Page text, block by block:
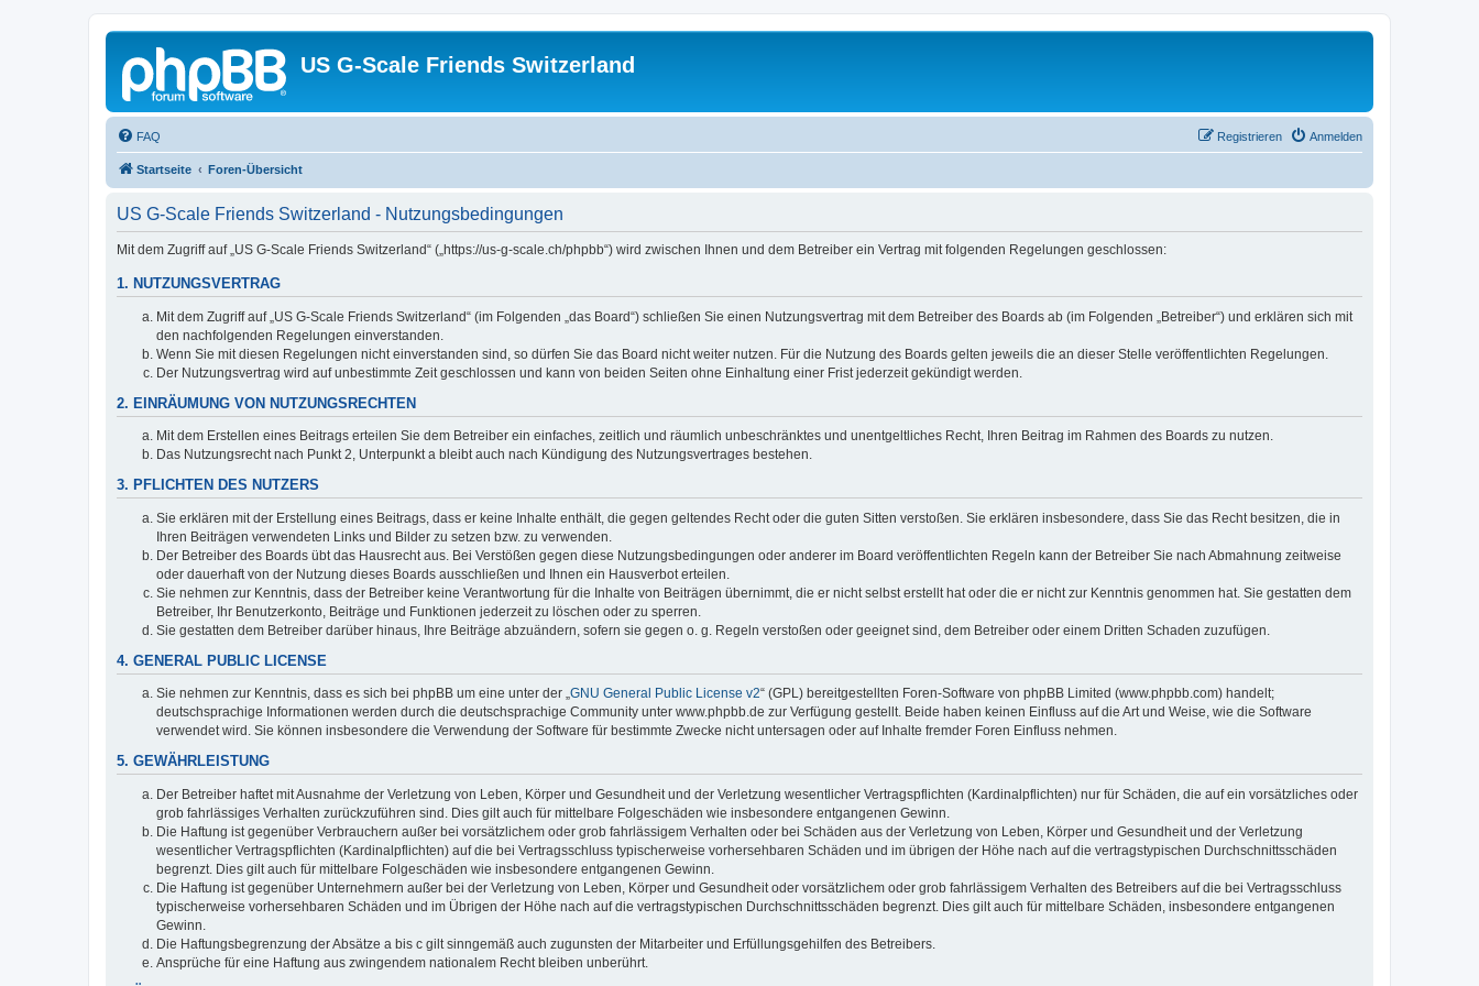
US G-Scale Friends Switzerland
FAQ Anmelden
Registrieren
Startseite Foren-Übersicht
US G-Scale Friends Switzerland - Nutzungsbedingungen
Mit dem Zugriff auf „US G-Scale Friends Switzerland“ („https://us-g-scale.ch/phpbb“) wird zwischen Ihnen und dem Betreiber ein Vertrag mit folgenden Regelungen geschlossen:
1. NUTZUNGSVERTRAG
Mit dem Zugriff auf „US G-Scale Friends Switzerland“ (im Folgenden „das Board“) schließen Sie einen Nutzungsvertrag mit dem Betreiber des Boards ab (im Folgenden „Betreiber“) und erklären sich mit
den nachfolgenden Regelungen einverstanden.
Wenn Sie mit diesen Regelungen nicht einverstanden sind, so dürfen Sie das Board nicht weiter nutzen. Für die Nutzung des Boards gelten jeweils die an dieser Stelle veröffentlichten Regelungen.
Der Nutzungsvertrag wird auf unbestimmte Zeit geschlossen und kann von beiden Seiten ohne Einhaltung einer Frist jederzeit gekündigt werden.
2. EINRÄUMUNG VON NUTZUNGSRECHTEN
Mit dem Erstellen eines Beitrags erteilen Sie dem Betreiber ein einfaches, zeitlich und räumlich unbeschränktes und unentgeltliches Recht, Ihren Beitrag im Rahmen des Boards zu nutzen.
Das Nutzungsrecht nach Punkt 2, Unterpunkt a bleibt auch nach Kündigung des Nutzungsvertrages bestehen.
3. PFLICHTEN DES NUTZERS
Sie erklären mit der Erstellung eines Beitrags, dass er keine Inhalte enthält, die gegen geltendes Recht oder die guten Sitten verstoßen. Sie erklären insbesondere, dass Sie das Recht besitzen, die in
Ihren Beiträgen verwendeten Links und Bilder zu setzen bzw. zu verwenden.
Der Betreiber des Boards übt das Hausrecht aus. Bei Verstößen gegen diese Nutzungsbedingungen oder anderer im Board veröffentlichten Regeln kann der Betreiber Sie nach Abmahnung zeitweise
oder dauerhaft von der Nutzung dieses Boards ausschließen und Ihnen ein Hausverbot erteilen.
Sie nehmen zur Kenntnis, dass der Betreiber keine Verantwortung für die Inhalte von Beiträgen übernimmt, die er nicht selbst erstellt hat oder die er nicht zur Kenntnis genommen hat. Sie gestatten dem
Betreiber, Ihr Benutzerkonto, Beiträge und Funktionen jederzeit zu löschen oder zu sperren.
Sie gestatten dem Betreiber darüber hinaus, Ihre Beiträge abzuändern, sofern sie gegen o. g. Regeln verstoßen oder geeignet sind, dem Betreiber oder einem Dritten Schaden zuzufügen.
4. GENERAL PUBLIC LICENSE
Sie nehmen zur Kenntnis, dass es sich bei phpBB um eine unter der „GNU General Public License v2“ (GPL) bereitgestellten Foren-Software von phpBB Limited (www.phpbb.com) handelt;
deutschsprachige Informationen werden durch die deutschsprachige Community unter www.phpbb.de zur Verfügung gestellt. Beide haben keinen Einfluss auf die Art und Weise, wie die Software
verwendet wird. Sie können insbesondere die Verwendung der Software für bestimmte Zwecke nicht untersagen oder auf Inhalte fremder Foren Einfluss nehmen.
5. GEWÄHRLEISTUNG
Der Betreiber haftet mit Ausnahme der Verletzung von Leben, Körper und Gesundheit und der Verletzung wesentlicher Vertragspflichten (Kardinalpflichten) nur für Schäden, die auf ein vorsätzliches oder
grob fahrlässiges Verhalten zurückzuführen sind. Dies gilt auch für mittelbare Folgeschäden wie insbesondere entgangenen Gewinn.
Die Haftung ist gegenüber Verbrauchern außer bei vorsätzlichem oder grob fahrlässigem Verhalten oder bei Schäden aus der Verletzung von Leben, Körper und Gesundheit und der Verletzung
wesentlicher Vertragspflichten (Kardinalpflichten) auf die bei Vertragsschluss typischerweise vorhersehbaren Schäden und im übrigen der Höhe nach auf die vertragstypischen Durchschnittsschäden
begrenzt. Dies gilt auch für mittelbare Folgeschäden wie insbesondere entgangenen Gewinn.
Die Haftung ist gegenüber Unternehmern außer bei der Verletzung von Leben, Körper und Gesundheit oder vorsätzlichem oder grob fahrlässigem Verhalten des Betreibers auf die bei Vertragsschluss
typischerweise vorhersehbaren Schäden und im Übrigen der Höhe nach auf die vertragstypischen Durchschnittsschäden begrenzt. Dies gilt auch für mittelbare Schäden, insbesondere entgangenen
Gewinn.
Die Haftungsbegrenzung der Absätze a bis c gilt sinngemäß auch zugunsten der Mitarbeiter und Erfüllungsgehilfen des Betreibers.
Ansprüche für eine Haftung aus zwingendem nationalem Recht bleiben unberührt.